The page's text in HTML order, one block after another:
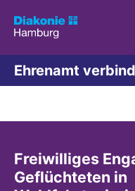
Ehrenamt
Freiwilliges
Geflüchteten in